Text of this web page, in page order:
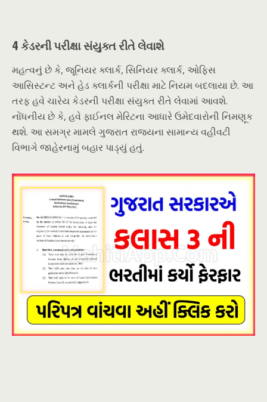
4 કેડરની પરીક્ષા સંયુક્ત રીતે લેવાશે
મહત્વનું છે કે, જૂનિયર ક્લાર્ક, સિનિયર ક્લાર્ક, ઓફિસ
આસિસ્ટન્ટ અને હેડ ક્લાર્કની પરીક્ષા માટે નિયમ બદલાયા છે. આ
તરફ હવે ચારેય કેડરની પરીક્ષા સંયુક્ત રીતે લેવામાં આવશે.
નોંધનીય છે કે, હવે ફાઈનલ મેરિટના આધારે ઉમેદવારોની નિમણૂક
થશે. આ સમગ્ર મામલે ગુજરાત રાજ્યના સામાન્ય વહીવટી
વિભાગે જાહેરનામું બહાર પાડ્યું હતું.